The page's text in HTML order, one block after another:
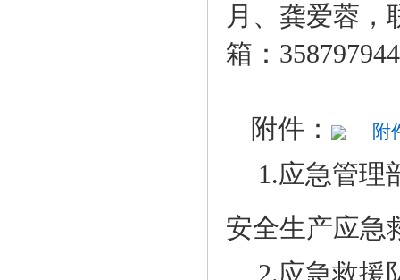
月、龚爱蓉，
箱：
附件： 附
1.应急管理
安全生产应急
2.应急救援